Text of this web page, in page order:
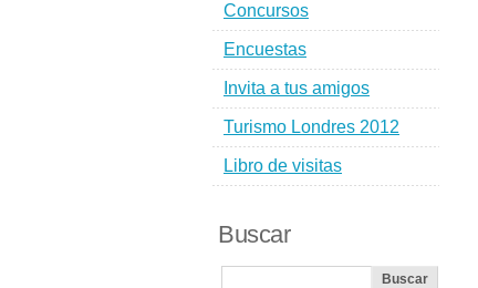
Concursos
Encuestas
Invita a tus amigos
Turismo Londres 2012
Libro de visitas
Buscar